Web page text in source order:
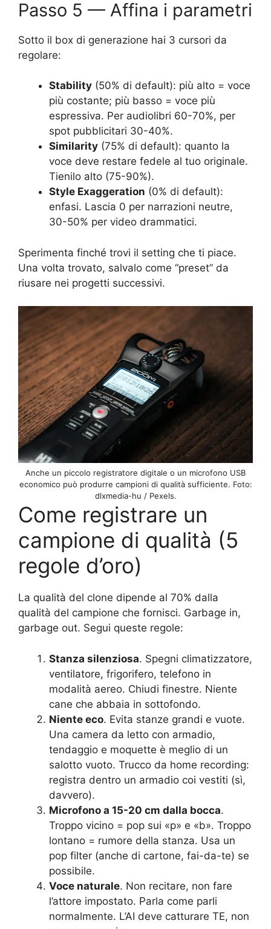
Passo 5 — Affina i parametri
Sotto il box di generazione hai 3 cursori da
regolare:
Stability (50% di default): più alto = voce
più costante; più basso = voce più
espressiva. Per audiolibri 60-70%, per
spot pubblicitari 30-40%.
Similarity (75% di default): quanto la
voce deve restare fedele al tuo originale.
Tienilo alto (75-90%).
Style Exaggeration (0% di default):
enfasi. Lascia 0 per narrazioni neutre,
30-50% per video drammatici.
Sperimenta finché trovi il setting che ti piace.
Una volta trovato, salvalo come “preset” da
riusare nei progetti successivi.
Anche un piccolo registratore digitale o un microfono USB
economico può produrre campioni di qualità sufficiente. Foto:
dlxmedia-hu / Pexels.
Come registrare un
campione di qualità (5
regole d’oro)
La qualità del clone dipende al 70% dalla
qualità del campione che fornisci. Garbage in,
garbage out. Segui queste regole:
Stanza silenziosa. Spegni climatizzatore,
ventilatore, frigorifero, telefono in
modalità aereo. Chiudi finestre. Niente
cane che abbaia in sottofondo.
Niente eco. Evita stanze grandi e vuote.
Una camera da letto con armadio,
tendaggio e moquette è meglio di un
salotto vuoto. Trucco da home recording:
registra dentro un armadio coi vestiti (sì,
davvero).
Microfono a 15-20 cm dalla bocca.
Troppo vicino = pop sui «p» e «b». Troppo
lontano = rumore della stanza. Usa un
pop filter (anche di cartone, fai-da-te) se
possibile.
Voce naturale. Non recitare, non fare
l’attore impostato. Parla come parli
normalmente. L’AI deve catturare TE, non